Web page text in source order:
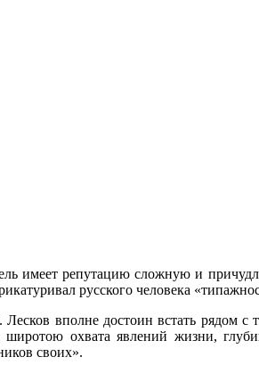
имеет репутацию сложную и
русского человека
вполне достоин встать рядом с
охвата явлений жизни,
своих».